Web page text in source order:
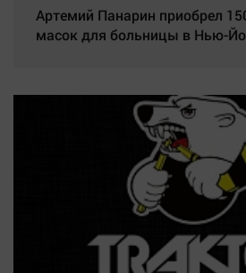
Артемий Панарин приобрел
масок для больницы в Нью-